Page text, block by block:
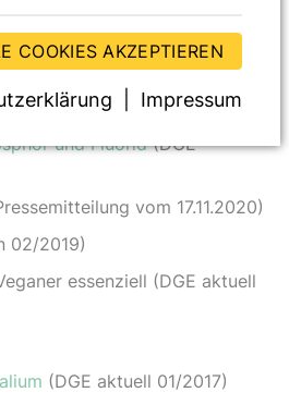
und Fluorid(DGE-
vom 17.11.2020)
02/2019)
essenziell (DGE aktuell
(DGE aktuell 01/2017)
COOKIES AKZEPTIEREN
Impressum